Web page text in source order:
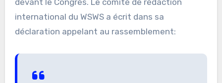
devant le Congrès. Le comité de rédaction
international du WSWS a écrit dans sa
déclaration appelant au rassemblement: